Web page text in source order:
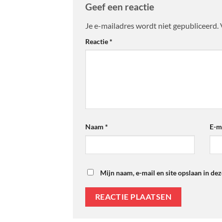
Geef een reactie
Je e-mailadres wordt niet gepubliceerd.
Reactie*
Naam * E-
Mijn naam, e-mail en site opslaan in